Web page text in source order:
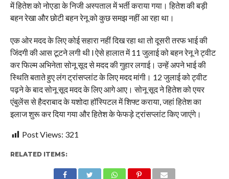
में हितेश को नोएडा के निजी अस्पताल में भर्ती कराया गया। हितेश की बड़ी
बहन रेखा और छोटी बहन रेनू को कुछ समझ नहीं आ रहा था।
एक ओर मदद के लिए कोई सहारा नहीं दिख रहा था तो दूसरी तरफ भाई की
जिंदगी की आस टूटने लगी थी l ऐसे हालात में 11 जुलाई को बहन रेनू ने ट्वीट
कर फिल्म अभिनेता सोनू सूद से मदद की गुहार लगाई। उन्हें अपने भाई की
स्थिति बताते हुए लंग ट्रांसप्लांट के लिए मदद मांगी। 12 जुलाई को ट्वीट
पढ़ने के बाद सोनू सूद मदद के लिए आगे आए। सोनू सूद ने हितेश को एयर
एंबुलेंस से हैदराबाद के यशोदा हॉस्पिटल में शिफ्ट कराया, जहां हितेश का
इलाज शुरू कर दिया गया और हितेश के फेफड़े ट्रांसप्लांट किए जाएंगे।
Post Views: 321
RELATED ITEMS: